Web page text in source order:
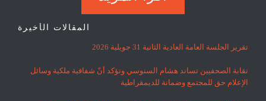
المقالات الأخيرة
تقرير الجلسة العامة العادية الثانية 31 جويلية 2026
نقابة الصحفيين تساند هشام السنوسي وتؤكد أنّ شفافية ملكية وسائل
الإعلام حق للمجتمع وضمانة للديمقراطية